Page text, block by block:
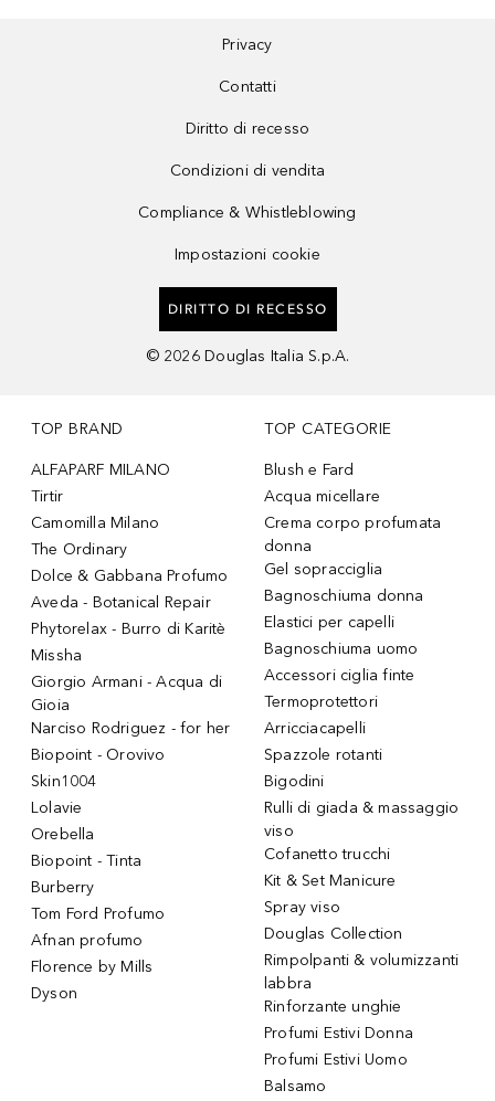
Privacy
Contatti
Diritto di recesso
Condizioni di vendita
Compliance & Whistleblowing
Impostazioni cookie
DIRITTO DI RECESSO
© 2026 Douglas Italia S.p.A.
TOP BRAND
ALFAPARF MILANO
Tirtir
Camomilla Milano
The Ordinary
Dolce & Gabbana Profumo
Aveda - Botanical Repair
Phytorelax - Burro di Karitè
Missha
Giorgio Armani - Acqua di
Gioia
Narciso Rodriguez - for her
Biopoint - Orovivo
Skin1004
Lolavie
Orebella
Biopoint - Tinta
Burberry
Tom Ford Profumo
Afnan profumo
Florence by Mills
Dyson
TOP CATEGORIE
Blush e Fard
Acqua micellare
Crema corpo profumata
donna
Gel sopracciglia
Bagnoschiuma donna
Elastici per capelli
Bagnoschiuma uomo
Accessori ciglia finte
Termoprotettori
Arricciacapelli
Spazzole rotanti
Bigodini
Rulli di giada & massaggio
viso
Cofanetto trucchi
Kit & Set Manicure
Spray viso
Douglas Collection
Rimpolpanti & volumizzanti
labbra
Rinforzante unghie
Profumi Estivi Donna
Profumi Estivi Uomo
Balsamo